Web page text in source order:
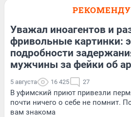
Уважал иноагентов и
фривольные картинки:
подробности
мужчины за фейки об
5 августа 16 425 27
В уфимский приют привезли
почти ничего о себе не помнит.
вам знакома